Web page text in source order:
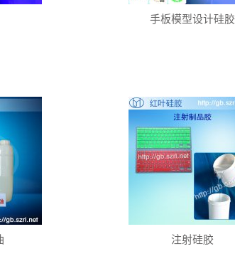
手板模型设计硅胶
注射硅胶